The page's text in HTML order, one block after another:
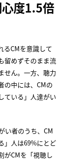
度1.5倍
るCMを意識して
留めずそのまま流
せん。一方、聴力
の中には、CMの
ている」人達がい
い者のうち、CM
」人は69%にとど
がCMを「視聴し